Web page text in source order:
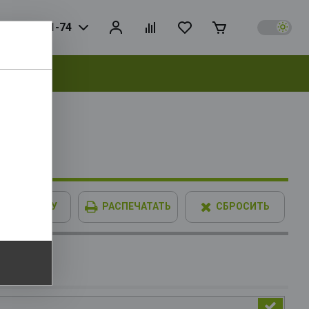
728-81-74
В КОРЗИНУ РАСПЕЧАТАТЬ СБРОСИТЬ